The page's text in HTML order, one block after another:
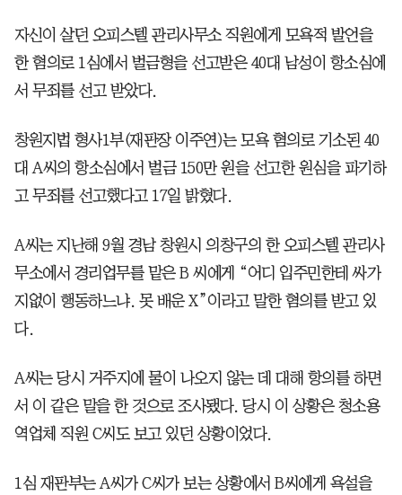
자신이 살던 오피스텔 관리사무소 직원에게 모욕적 발언을
한 혐의로 1심에서 벌금형을 선고받은 40대 남성이 항소심에
서 무죄를 선고 받았다.
창원지법 형사1부(재판장 이주연)는 모욕 혐의로 기소된 40
대 A씨의 항소심에서 벌금 150만 원을 선고한 원심을 파기하
고 무죄를 선고했다고 17일 밝혔다.
A씨는 지난해 9월 경남 창원시 의창구의 한 오피스텔 관리사
무소에서 경리업무를 맡은 B 씨에게 “어디 입주민한테 싸가
지없이 행동하느냐. 못 배운 X”이라고 말한 혐의를 받고 있
다.
A씨는 당시 거주지에 물이 나오지 않는 데 대해 항의를 하면
서 이 같은 말을 한 것으로 조사됐다. 당시 이 상황은 청소용
역업체 직원 C씨도 보고 있던 상황이었다.
1심 재판부는 A씨가 C씨가 보는 상황에서 B씨에게 욕설을